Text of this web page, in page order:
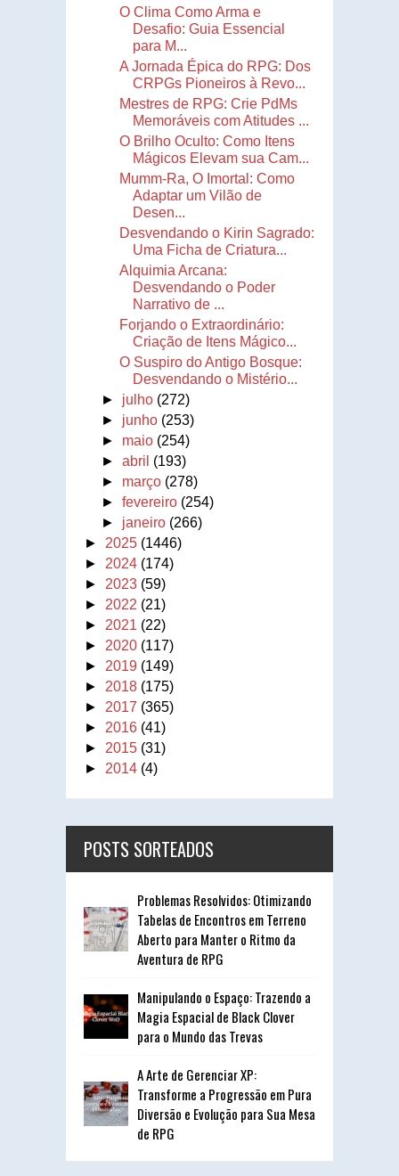
O Clima Como Arma e
Desafio: Guia Essencial
para M...
A Jornada Épica do RPG: Dos
CRPGs Pioneiros à Revo...
Mestres de RPG: Crie PdMs
Memoráveis com Atitudes ...
O Brilho Oculto: Como Itens
Mágicos Elevam sua Cam...
Mumm-Ra, O Imortal: Como
Adaptar um Vilão de
Desen...
Desvendando o Kirin Sagrado:
Uma Ficha de Criatura...
Alquimia Arcana:
Desvendando o Poder
Narrativo de ...
Forjando o Extraordinário:
Criação de Itens Mágico...
O Suspiro do Antigo Bosque:
Desvendando o Mistério...
► julho (272)
► junho (253)
► maio (254)
►abril (193)
► março (278)
►fevereiro (254)
► janeiro (266)
► 2025 (1446)
► 2024 (174)
► 2023 (59)
► 2022 (21)
► 2021 (22)
► 2020 (117)
► 2019 (149)
► 2018 (175)
► 2017 (365)
► 2016 (41)
► 2015 (31)
► 2014 (4)
POSTS SORTEADOS
Problemas Resolvidos: Otimizando
Tabelas de Encontros em Terreno
Aberto para Manter o Ritmo da
Aventura de RPG
Manipulando o Espaço: Trazendo a
Magia Espacial de Black Clover
para o Mundo das Trevas
A Arte de Gerenciar XP:
Transforme a Progressão em Pura
Diversão e Evolução para Sua Mesa
de RPG